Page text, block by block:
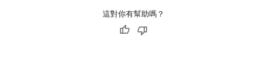
這對你有幫助嗎？